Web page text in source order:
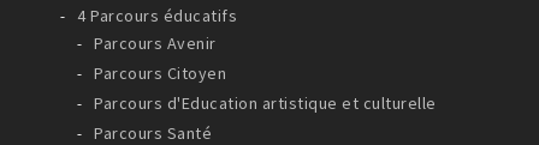
4 Parcours éducatifs
Parcours Avenir
Parcours Citoyen
Parcours d'Education artistique et culturelle
Parcours Santé